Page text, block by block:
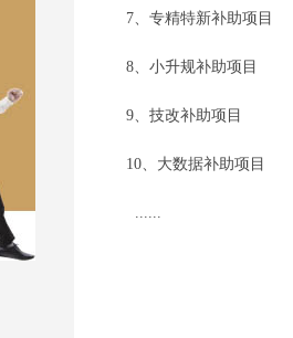
7、专精特新补助项目
8、小升规补助项目
9、技改补助项目
10、大数据补助项目
......